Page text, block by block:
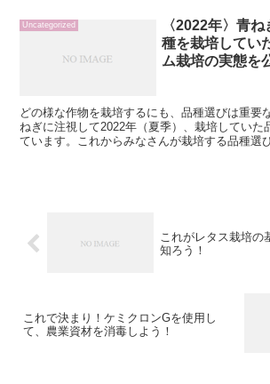
Uncategorized
〈2022年〉青
種を栽培してい
ム栽培の実態を
どの様な作物を栽培するにも、品種選びは重要
ねぎに注視して2022年（夏季）、栽培していた
ています。これからみなさんが栽培する品種選
これがレタス栽培の
知ろう！
これで決まり！ケミクロンGを使用し
て、農業資材を消毒しよう！